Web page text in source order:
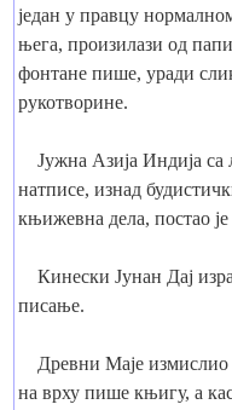
један у правцу
њега, произилази од
фонтане пише, уради
рукотворине.
Јужна Азија Индија
натписе, изнад
књижевна дела, постао
Кинески Јунан Дај
писање.
Древни Маје измислио
на врху пише књигу, а